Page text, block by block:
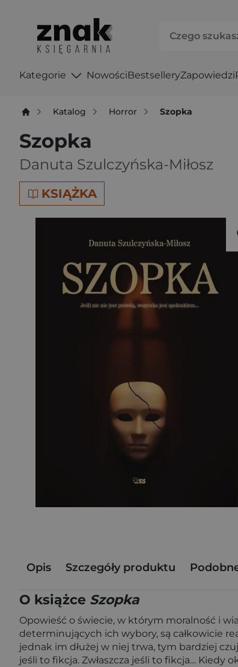
Kategorie NowościBestselleryZapowiedzi
Katalog Horror Szopka
Szopka
Danuta Szulczyńska-Miłosz
KSIĄŻKA
Opis Szczegóły produktu
O książce Szopka
Opowieść o świecie, w którym moralność i
determinujących ich wybory, są całkowicie
jednak im dłużej w niej trwa, tym bardziej
jeśli to fikcja. Zwłaszcza jeśli to fikcja… Kiedy